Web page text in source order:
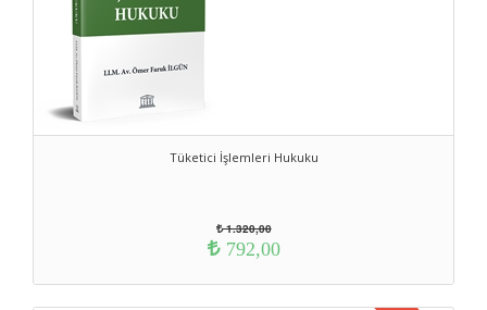
Tüketici İşlemleri Hukuku
1.320,00
792,00